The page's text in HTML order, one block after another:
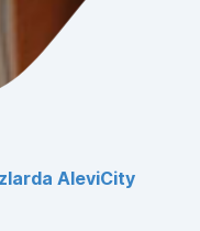
AleviCity